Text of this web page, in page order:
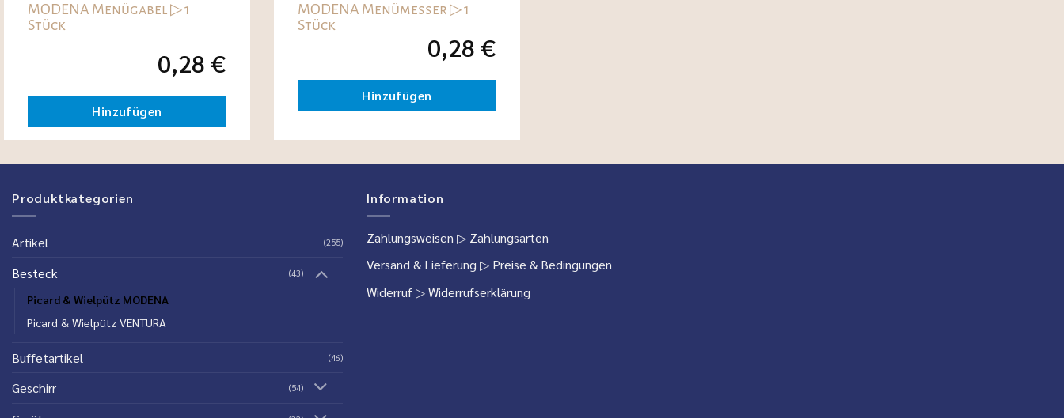
MODENA Menügabel ▷ 1
Stück
0,28 €
Hinzufügen
MODENA Menümesser ▷ 1
Stück
0,28 €
Hinzufügen
Produktkategorien
Artikel (255)
Besteck (43)
Picard & Wielpütz MODENA
Picard & Wielpütz VENTURA
Buffetartikel (46)
Geschirr (54)
Information
Zahlungsweisen ▷ Zahlungsarten
Versand & Lieferung ▷ Preise & Bedingungen
Widerruf▷ Widerrufserklärung